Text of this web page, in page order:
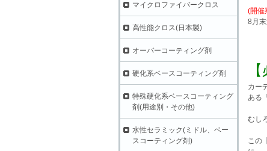
(開催
8月末
カー
ある
むし
この
マイクロファイバークロス
高性能クロス(日本製)
オーバーコーティング剤
硬化系ベースコーティング剤
特殊硬化系ベースコーティング
剤(用途別・その他)
水性セラミック(ミドル、ベー
スコーティング剤)